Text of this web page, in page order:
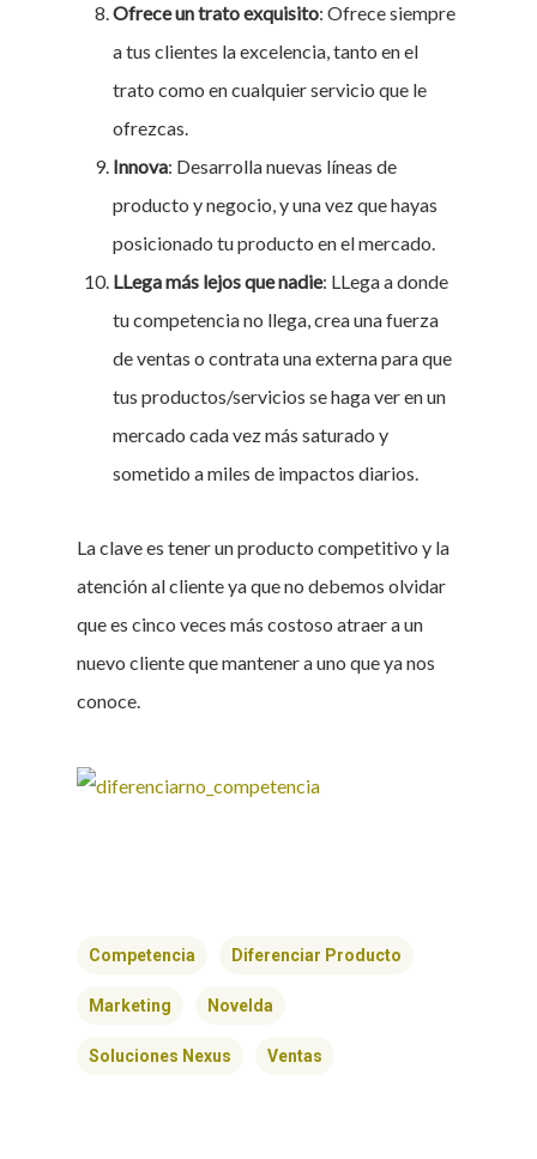
Ofrece un trato exquisito: Ofrece siempre
a tus clientes la excelencia, tanto en el
trato como en cualquier servicio que le
ofrezcas.
Innova: Desarrolla nuevas líneas de
producto y negocio, y una vez que hayas
posicionado tu producto en el mercado.
LLega más lejos que nadie: LLega a donde
tu competencia no llega, crea una fuerza
de ventas o contrata una externa para que
tus productos/servicios se haga ver en un
mercado cada vez más saturado y
sometido a miles de impactos diarios.
La clave es tener un producto competitivo y la
atención al cliente ya que no debemos olvidar
que es cinco veces más costoso atraer a un
nuevo cliente que mantener a uno que ya nos
conoce.
Competencia Diferenciar Producto
Marketing Novelda
Soluciones Nexus Ventas